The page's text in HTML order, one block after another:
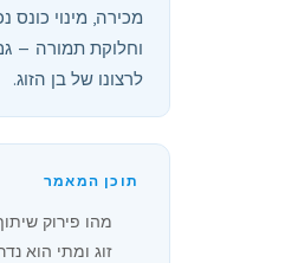
מכירה, מינוי כונס
וחלוקת תמורה —
לרצונו של בן הזוג.
תוכן המאמר
מהו פירוק
זוג ומתי הוא